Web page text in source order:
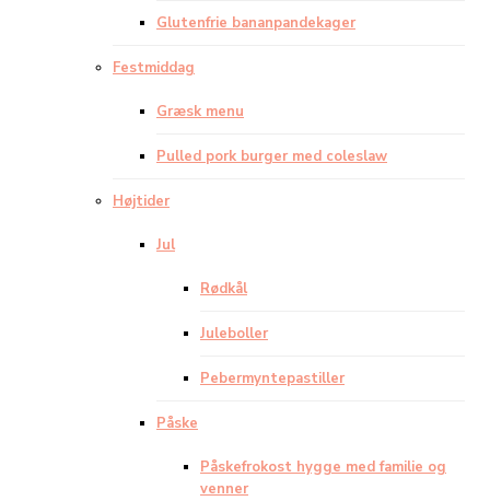
Glutenfrie bananpandekager
Festmiddag
Græsk menu
Pulled pork burger med coleslaw
Højtider
Jul
Rødkål
Juleboller
Pebermyntepastiller
Påske
Påskefrokost hygge med familie og
venner